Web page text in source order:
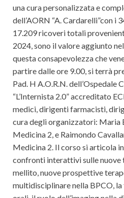
una cura personalizzata e
dell’AORN “A. Cardarelli”con i
17.209 ricoveri totali
2024, sono il valore aggiunto
questa consapevolezza che
partire dalle ore 9.00, si terrà
Pad. H A.O.R.N. dell’Ospedale
“L’Internista 2.0” accreditato
medici, dirigenti farmacisti,
cura degli organizzatori: Maria
Medicina 2, e Raimondo
Medicina 2. Il corso si articola
confronti interattivi sulle nuove
mellito, nuove prospettive
multidisciplinare nella BPCO,